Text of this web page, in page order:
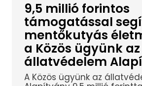
9,5 millió forintos
támogatással
mentőkutyás
a Közös ügyünk az
állatvédelem
A Közös ügyünk az